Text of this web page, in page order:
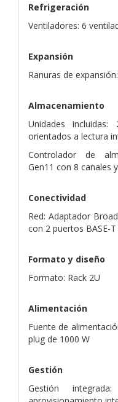
Refrigeración
Ventiladores: 6
Expansión
Ranuras de
Almacenamiento
Unidades
orientados a lectura
Controlador de
Gen11 con 8 canales
Conectividad
Red: Adaptador
con 2 puertos BASE-T
Formato y diseño
Formato: Rack 2U
Alimentación
Fuente de
plug de 1000 W
Gestión
Gestión